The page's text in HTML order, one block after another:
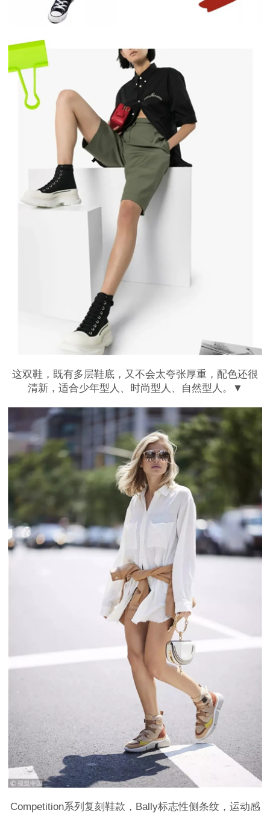
这双鞋，既有多层鞋底，又不会太夸张厚重，配色还很
清新，适合少年型人、时尚型人、自然型人。▼
Competition系列复刻鞋款，Bally标志性侧条纹，运动感